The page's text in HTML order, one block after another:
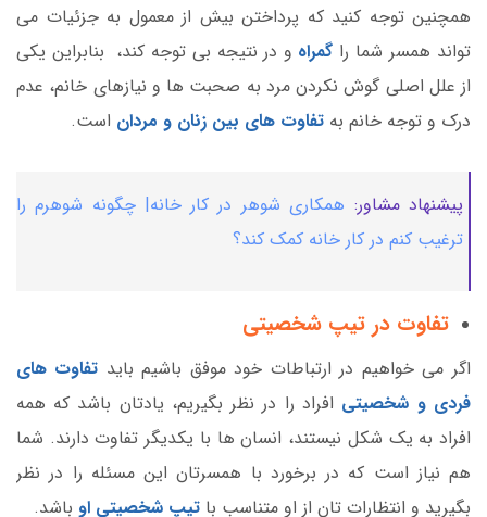
همچنین توجه کنید که پرداختن بیش از معمول به جزئیات می
تواند همسر شما را گمراه و در نتیجه بی توجه کند، بنابراین یکی
از علل اصلی گوش نکردن مرد به صحبت ها و نیازهای خانم، عدم
درک و توجه خانم به تفاوت های بین زنان و مردان است.
پیشنهاد مشاور: همکاری شوهر در کار خانه| چگونه شوهرم را
ترغیب کنم در کار خانه کمک کند؟
تفاوت در تیپ شخصیتی
اگر می خواهیم در ارتباطات خود موفق باشیم باید تفاوت های
فردی و شخصیتی افراد را در نظر بگیریم، یادتان باشد که همه
افراد به یک شکل نیستند، انسان ها با یکدیگر تفاوت دارند. شما
هم نیاز است که در برخورد با همسرتان این مسئله را در نظر
بگیرید و انتظارات تان از او متناسب با تیپ شخصیتی او باشد.